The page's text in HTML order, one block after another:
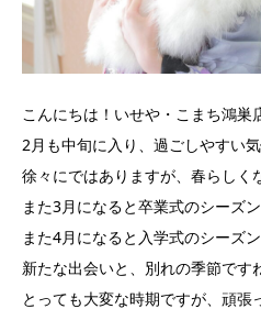
こんにちは！いせや・こまち鴻巣
2月も中旬に入り、過ごしやすい
徐々にではありますが、春らしく
また3月になると卒業式のシーズン
また4月になると入学式のシーズン
新たな出会いと、別れの季節です
とっても大変な時期ですが、頑張